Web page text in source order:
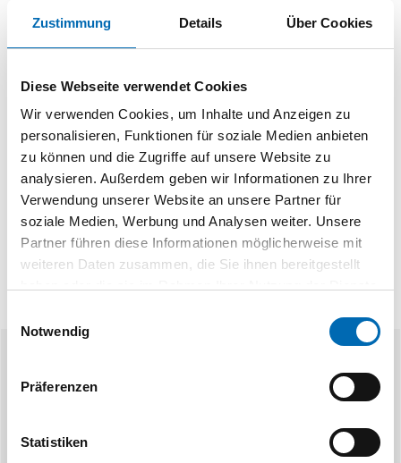
Zustimmung Details Über Cookies
Diese Webseite verwendet Cookies
Wir verwenden Cookies, um Inhalte und Anzeigen zu
personalisieren, Funktionen für soziale Medien anbieten
zu können und die Zugriffe auf unsere Website zu
analysieren. Außerdem geben wir Informationen zu Ihrer
Verwendung unserer Website an unsere Partner für
soziale Medien, Werbung und Analysen weiter. Unsere
Partner führen diese Informationen möglicherweise mit
weiteren Daten zusammen, die Sie ihnen bereitgestellt
Notwendig
Präferenzen
Statistiken
VPE 1 St.
Technische Daten
Produktart Ratschenringmaulschlüssel